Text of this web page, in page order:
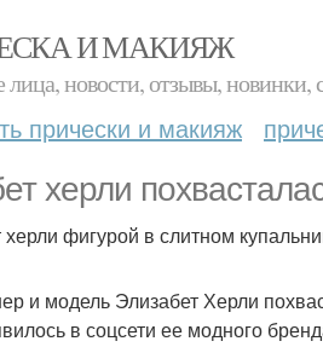
И МАКИЯЖ
новости, отзывы, новинки,
прически и макияж
херли
фигурой в слитном
и модель Элизабет Херли
в соцсети ее модного